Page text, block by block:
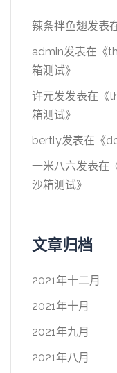
辣条拌鱼翅发表
admin发表在《
箱测试》
许元发发表在《
箱测试》
bertly发表在《
一米八六发表在
沙箱测试》
文章归档
2021年十二月
2021年十月
2021年九月
2021年八月